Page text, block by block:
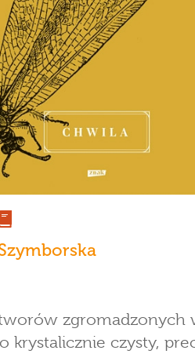
zgromadzonych
krystalicznie czysty,